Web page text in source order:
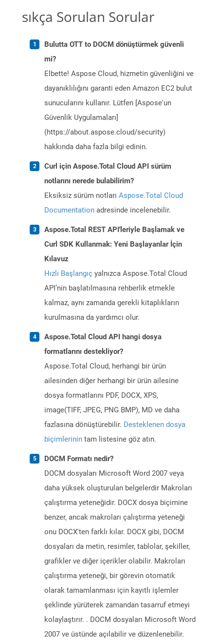
sıkça Sorulan Sorular
Bulutta OTT to DOCM dönüştürmek güvenli
mi?
Elbette! Aspose Cloud, hizmetin güvenliğini ve
dayanıklılığını garanti eden Amazon EC2 bulut
sunucularını kullanır. Lütfen [Aspose'un
Güvenlik Uygulamaları]
(https://about.aspose.cloud/security)
hakkında daha fazla bilgi edinin.
Curl için Aspose.Total Cloud API sürüm
notlarını nerede bulabilirim?
Eksiksiz sürüm notları Aspose.Total Cloud
Documentation adresinde incelenebilir.
Aspose.Total REST API'leriyle Başlamak ve
Curl SDK Kullanmak: Yeni Başlayanlar İçin
Kılavuz
Hızlı Başlangıç yalnızca Aspose.Total Cloud
API’nin başlatılmasına rehberlik etmekle
kalmaz, aynı zamanda gerekli kitaplıkların
kurulmasına da yardımcı olur.
Aspose.Total Cloud API hangi dosya
formatlarını destekliyor?
Aspose.Total Cloud, herhangi bir ürün
ailesinden diğer herhangi bir ürün ailesine
dosya formatlarını PDF, DOCX, XPS,
image(TIFF, JPEG, PNG BMP), MD ve daha
fazlasına dönüştürebilir. Desteklenen dosya
biçimlerinin tam listesine göz atın.
DOCM Formatı nedir?
DOCM dosyaları Microsoft Word 2007 veya
daha yüksek oluşturulan belgelerdir Makroları
çalıştırma yeteneğidir. DOCX dosya biçimine
benzer, ancak makroları çalıştırma yeteneği
onu DOCX'ten farklı kılar. DOCX gibi, DOCM
dosyaları da metin, resimler, tablolar, şekiller,
grafikler ve diğer içerikler olabilir. Makroları
çalıştırma yeteneği, bir görevin otomatik
olarak tamamlanması için kayıtlı işlemler
şeklinde yürüterek zamandan tasarruf etmeyi
kolaylaştırır. . DOCM dosyaları Microsoft Word
2007 ve üstünde açılabilir ve düzenlenebilir.